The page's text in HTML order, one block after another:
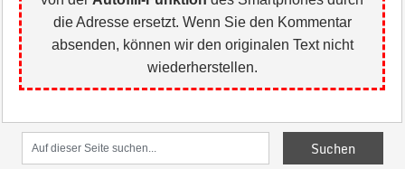
die Adresse ersetzt. Wenn Sie den Kommentar
absenden, können wir den originalen Text nicht
wiederherstellen.